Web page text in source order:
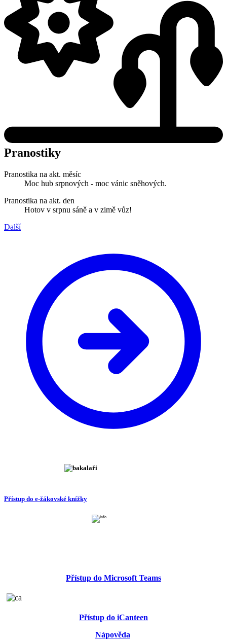
Pranostiky
Pranostika na akt. měsíc
Moc hub srpnových - moc vánic sněhových.
Pranostika na akt. den
Hotov v srpnu sáně a v zimě vůz!
Další
Přístup do e-žákovské knížky
Přístup do Microsoft Teams
Přístup do iCanteen
Nápověda